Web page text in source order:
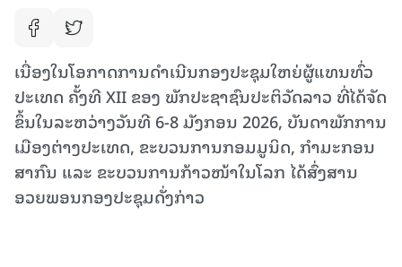
ເນື່ອງໃນໂອກາດການດຳເນີນກອງປະຊຸມໃຫຍ່ຜູ້ແທນທົ່ວ
ປະເທດ ຄັ້ງທີ XII ຂອງ ພັກປະຊາຊົນປະຕິວັດລາວ ທີ່ໄດ້ຈັດ
ຂຶ້ນໃນລະຫວ່າງວັນທີ 6-8 ມັງກອນ 2026, ບັນດາພັກການ
ເມືອງຕ່າງປະເທດ, ຂະບວນການກອມມູນິດ, ກຳມະກອນ
ສາກົນ ແລະ ຂະບວນການກ້າວໜ້າໃນໂລກ ໄດ້ສົ່ງສານ
ອວຍພອນກອງປະຊຸມດັ່ງກ່າວ